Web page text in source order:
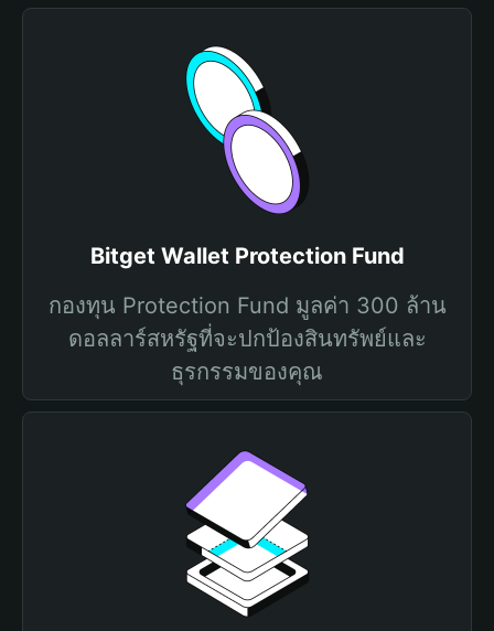
Bitget Wallet Protection Fund
กองทุน Protection Fund มูลค่า 300 ล้าน
ดอลลาร์สหรัฐที่จะปกป้องสินทรัพย์และ
ธุรกรรมของคุณ